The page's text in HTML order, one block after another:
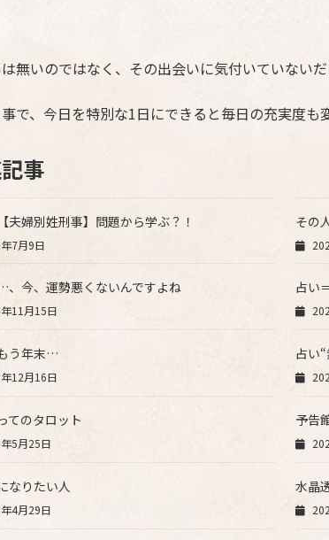
無いのではなく、その出会いに気付いていないだ
で、今日を特別な1日にできると毎日の充実度も
事
夫婦別姓刑事】問題から学ぶ？！
7月9日
その
、今、運勢悪くないんですよね
11月15日
占い
う年末…
12月16日
占い
てのタロット
5月25日
予告
なりたい人
4月29日
水晶